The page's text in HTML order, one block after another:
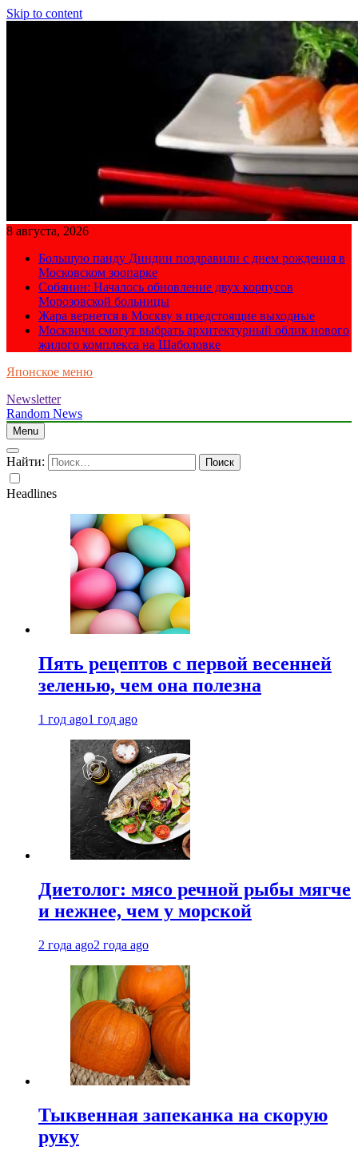
Skip to content
8 августа, 2026
Большую панду Диндин поздравили с днем рождения в
Московском зоопарке
Собянин: Началось обновление двух корпусов
Морозовской больницы
Жара вернется в Москву в предстоящие выходные
Москвичи смогут выбрать архитектурный облик нового
жилого комплекса на Шаболовке
Японское меню
Newsletter
Random News
Menu
Найти:
Headlines
Пять рецептов с первой весенней
зеленью, чем она полезна
1 год ago1 год ago
Диетолог: мясо речной рыбы мягче
и нежнее, чем у морской
2 года ago2 года ago
Тыквенная запеканка на скорую
руку